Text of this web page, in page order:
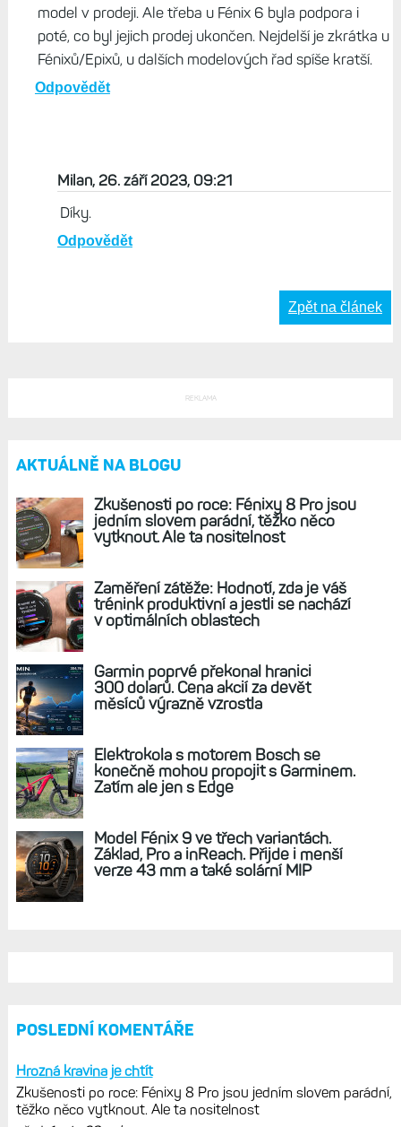
model v prodeji. Ale třeba u Fénix 6 byla podpora i
poté, co byl jejich prodej ukončen. Nejdelší je zkrátka u
Fénixů/Epixů, u dalších modelových řad spíše kratší.
Odpovědět
Milan, 26. září 2023, 09:21
Díky.
Odpovědět
Zpět na článek
REKLAMA
AKTUÁLNĚ NA BLOGU
Zkušenosti po roce: Fénixy 8 Pro jsou
jedním slovem parádní, těžko něco
vytknout. Ale ta nositelnost
Zaměření zátěže: Hodnotí, zda je váš
trénink produktivní a jestli se nachází
v optimálních oblastech
Garmin poprvé překonal hranici
300 dolarů. Cena akcií za devět
měsíců výrazně vzrostla
Elektrokola s motorem Bosch se
konečně mohou propojit s Garminem.
Zatím ale jen s Edge
Model Fénix 9 ve třech variantách.
Základ, Pro a inReach. Přijde i menší
verze 43 mm a také solární MIP
POSLEDNÍ KOMENTÁŘE
Hrozná kravina je chtít
Zkušenosti po roce: Fénixy 8 Pro jsou jedním slovem parádní,
těžko něco vytknout. Ale ta nositelnost